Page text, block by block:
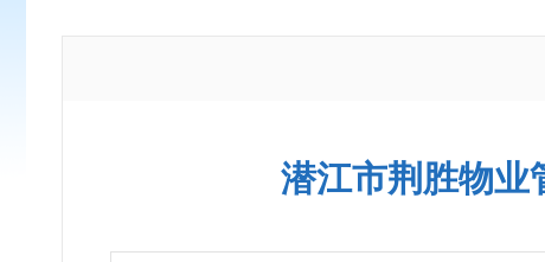
潜江市荆胜物业